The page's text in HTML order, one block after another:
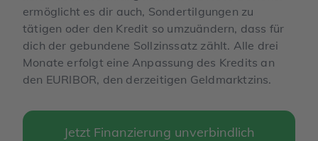
ermöglicht es dir auch, Sondertilgungen zu
tätigen oder den Kredit so umzuändern, dass für
dich der gebundene Sollzinssatz zählt. Alle drei
Monate erfolgt eine Anpassung des Kredits an
den EURIBOR, den derzeitigen Geldmarktzins.
Jetzt Finanzierung unverbindlich